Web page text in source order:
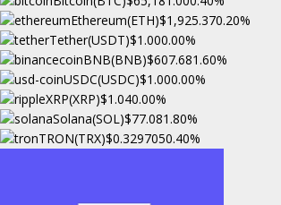
Ethereum(ETH)$1,925.370.20%
Tether(USDT)$1.000.00%
BNB(BNB)$607.681.60%
USDC(USDC)$1.000.00%
XRP(XRP)$1.040.00%
Solana(SOL)$77.081.80%
TRON(TRX)$0.3297050.40%